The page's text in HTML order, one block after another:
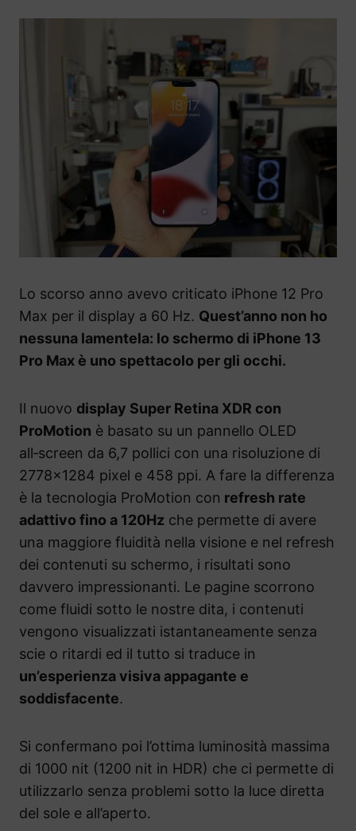
Lo scorso anno avevo criticato iPhone 12 Pro
Max per il display a 60 Hz. Quest’anno non ho
nessuna lamentela: lo schermo di iPhone 13
Pro Max è uno spettacolo per gli occhi.
Il nuovo display Super Retina XDR con
ProMotion è basato su un pannello OLED
all‑screen da 6,7 pollici con una risoluzione di
2778×1284 pixel e 458 ppi. A fare la differenza
è la tecnologia ProMotion con refresh rate
adattivo fino a 120Hz che permette di avere
una maggiore fluidità nella visione e nel refresh
dei contenuti su schermo, i risultati sono
davvero impressionanti. Le pagine scorrono
come fluidi sotto le nostre dita, i contenuti
vengono visualizzati istantaneamente senza
scie o ritardi ed il tutto si traduce in
un’esperienza visiva appagante e
soddisfacente.
Si confermano poi l’ottima luminosità massima
di 1000 nit (1200 nit in HDR) che ci permette di
utilizzarlo senza problemi sotto la luce diretta
del sole e all’aperto.